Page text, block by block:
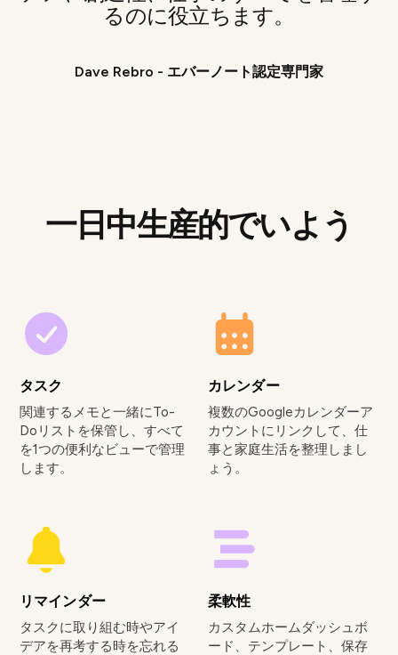
るのに役立ちます。
Dave Rebro - エバーノート認定専門家
一日中生産的でいよう
タスク
関連するメモと一緒にTo-
Doリストを保管し、すべて
を1つの便利なビューで管理
します。
カレンダー
複数のGoogleカレンダーア
カウントにリンクして、仕
事と家庭生活を整理しまし
ょう。
リマインダー
タスクに取り組む時やアイ
デアを再考する時を忘れる
柔軟性
カスタムホームダッシュボ
ード、テンプレート、保存